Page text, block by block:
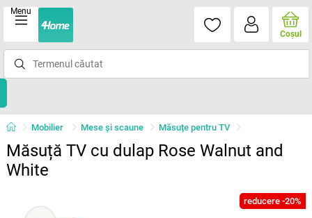
Menu
Coşul
Mobilier Mese şi scaune Măsuțe pentru TV
Măsuță TV cu dulap Rose Walnut and
White
reducere -20%